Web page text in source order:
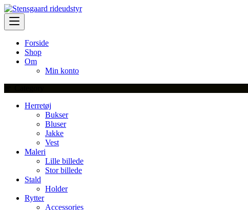
Skip
to
content
Forside
Shop
Om
Min konto
Herretøj
Bukser
Bluser
Jakke
Vest
Maleri
Lille billede
Stor billede
Stald
Holder
Rytter
Accessories